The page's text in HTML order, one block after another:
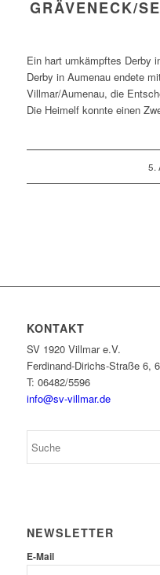
GRÄVENECK/
Ein hart umkämpftes Derby
Derby in Aumenau endete
Villmar/Aumenau, die
Die Heimelf konnte einen
5.
KONTAKT
SV 1920 Villmar e.V.
Ferdinand-Dirichs-Straße 6,
T: 06482/5596
info@sv-villmar.de
NEWSLETTER
E-Mail